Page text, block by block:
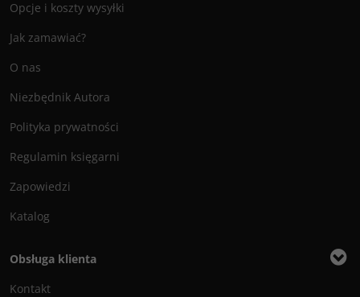
Opcje i koszty wysyłki
Jak zamawiać?
O nas
Niezbędnik Autora
Polityka prywatności
Regulamin księgarni
Zapowiedzi
Katalog
Obsługa klienta
Kontakt